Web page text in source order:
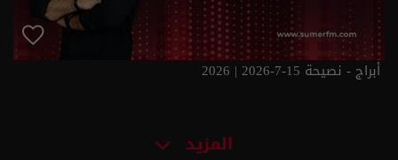
أبراج - نصيحة 15-7-2026 | 2026
المزيد